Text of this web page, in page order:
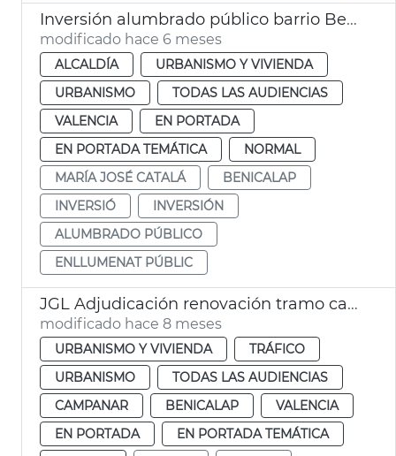
Inversión alumbrado público barrio Benicalap
modificado hace 6 meses
ALCALDÍA
URBANISMO Y VIVIENDA
URBANISMO
TODAS LAS AUDIENCIAS
VALENCIA
EN PORTADA
EN PORTADA TEMÁTICA
NORMAL
MARÍA JOSÉ CATALÁ
BENICALAP
INVERSIÓ
INVERSIÓN
ALUMBRADO PÚBLICO
ENLLUMENAT PÚBLIC
JGL Adjudicación renovación tramo calzada las Cortes Valencianas
modificado hace 8 meses
URBANISMO Y VIVIENDA
TRÁFICO
URBANISMO
TODAS LAS AUDIENCIAS
CAMPANAR
BENICALAP
VALENCIA
EN PORTADA
EN PORTADA TEMÁTICA